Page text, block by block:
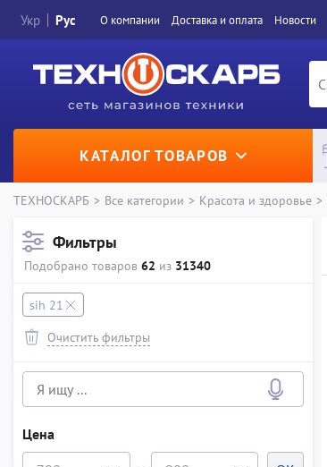
Укр Рус О компании Доставка и оплата Новости
КАТАЛОГ ТОВАРОВ
ТЕХНОСКАРБ > Все категории > Красота и здоровье >
Фильтры
Подобрано товаров 62 из 31340
sih 21
Очистить фильтры
Цена